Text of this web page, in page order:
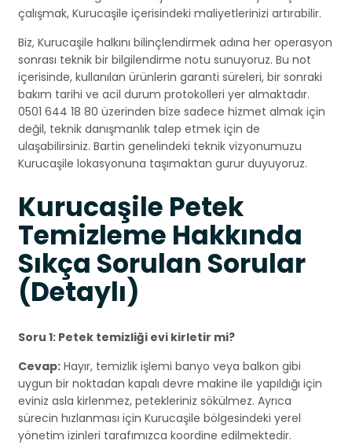
çalışmak, Kurucaşile içerisindeki maliyetlerinizi artırabilir.
Biz, Kurucaşile halkını bilinçlendirmek adına her operasyon
sonrası teknik bir bilgilendirme notu sunuyoruz. Bu not
içerisinde, kullanılan ürünlerin garanti süreleri, bir sonraki
bakım tarihi ve acil durum protokolleri yer almaktadır.
0501 644 18 80 üzerinden bize sadece hizmet almak için
değil, teknik danışmanlık talep etmek için de
ulaşabilirsiniz. Bartin genelindeki teknik vizyonumuzu
Kurucaşile lokasyonuna taşımaktan gurur duyuyoruz.
Kurucaşile Petek
Temizleme Hakkında
Sıkça Sorulan Sorular
(Detaylı)
Soru 1: Petek temizliği evi kirletir mi?
Cevap: Hayır, temizlik işlemi banyo veya balkon gibi
uygun bir noktadan kapalı devre makine ile yapıldığı için
eviniz asla kirlenmez, petekleriniz sökülmez. Ayrıca
sürecin hızlanması için Kurucaşile bölgesindeki yerel
yönetim izinleri tarafımızca koordine edilmektedir.